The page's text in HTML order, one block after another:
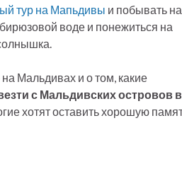
тур на Мапьдивы и побывать на
воде и понежиться на
Мальдивах и о том, какие
с Мальдивских островов в
хотят оставить хорошую